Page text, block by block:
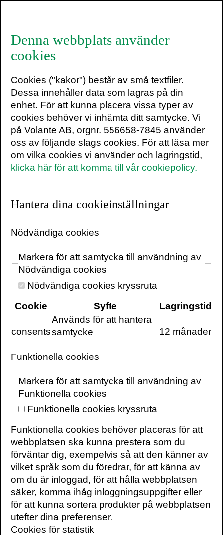
Atul Gawande
Atul Gawande är praktiserande kirurg,
professor vid Harvard Medical School och
författare. Han har skrivit ett flertal
bästsäljande böcker och har sedan 1998
varit skribent i The New Yorker.Att vara
dödlig är den första boken av Atul Gawande
att ges ut på svenska.
Kontakt
För bokning av författaren mejla
speakers@volante.se
FÖLJ
Twitter
Webbplats
BÖCKER
Att vara dödlig
VOLANTE PÅFACEBOOK VOLANTE PÅTWITTER
Denna webbplats använder
cookies
Cookies ("kakor") består av små textfiler.
Dessa innehåller data som lagras på din
enhet. För att kunna placera vissa typer av
cookies behöver vi inhämta ditt samtycke. Vi
på Volante AB, orgnr. 556658-7845 använder
oss av följande slags cookies. För att läsa mer
om vilka cookies vi använder och lagringstid,
klicka här för att komma till vår cookiepolicy.
Hantera dina cookieinställningar
Nödvändiga cookies
Markera för att samtycka till användning av
Nödvändiga cookies
Nödvändiga cookies kryssruta
Cookie
Syfte Lagringstid
consents
Används för att hantera
samtycke
12 månader
Funktionella cookies
Markera för att samtycka till användning av
Funktionella cookies
Funktionella cookies kryssruta
Funktionella cookies behöver placeras för att
webbplatsen ska kunna prestera som du
förväntar dig, exempelvis så att den känner av
vilket språk som du föredrar, för att känna av
om du är inloggad, för att hålla webbplatsen
säker, komma ihåg inloggningsuppgifter eller
för att kunna sortera produkter på webbplatsen
utefter dina preferenser.
Cookies för statistik